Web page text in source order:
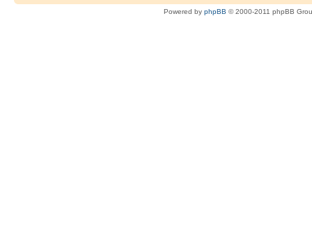
Powered by phpBB © 2000-2011 phpBB